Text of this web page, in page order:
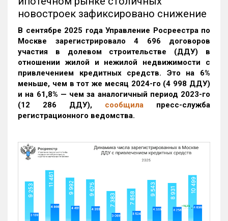
новостроек зафиксировано снижение
В сентябре 2025 года Управление Росреестра по
Москве зарегистрировало 4 696 договоров
участия в долевом строительстве (ДДУ) в
отношении жилой и нежилой недвижимости с
привлечением кредитных средств. Это на 6%
меньше, чем в тот же месяц 2024-го (4 998 ДДУ)
и на 61,8% — чем за аналогичный период 2023-го
(12 286 ДДУ), сообщила пресс-служба
регистрационного ведомства.